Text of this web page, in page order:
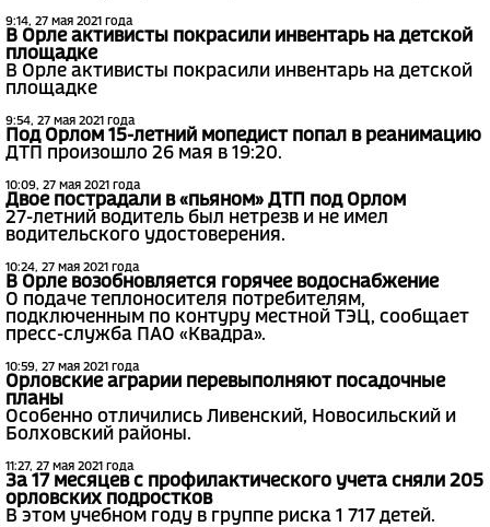
9:14, 27 мая 2021 года
В Орле активисты покрасили инвентарь на детской
площадке
В Орле активисты покрасили инвентарь на детской
площадке
9:54, 27 мая 2021 года
Под Орлом 15-летний мопедист попал в реанимацию
ДТП произошло 26 мая в 19:20.
10:09, 27 мая 2021 года
Двое пострадали в «пьяном» ДТП под Орлом
27-летний водитель был нетрезв и не имел
водительского удостоверения.
10:24, 27 мая 2021 года
В Орле возобновляется горячее водоснабжение
О подаче теплоносителя потребителям,
подключенным по контуру местной ТЭЦ, сообщает
пресс-служба ПАО «Квадра».
10:59, 27 мая 2021 года
Орловские аграрии перевыполняют посадочные
планы
Особенно отличились Ливенский, Новосильский и
Болховский районы.
11:27, 27 мая 2021 года
За 17 месяцев с профилактического учета сняли 205
орловских подростков
В этом учебном году в группе риска 1 717 детей.